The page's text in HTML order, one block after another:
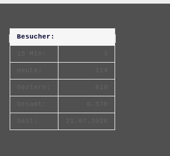
Besucher: